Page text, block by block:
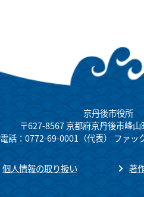
京丹後市役所
〒627-8567 京都府京丹後市峰
電話：0772-69-0001（代表） ファッ
個人情報の取り扱い 著